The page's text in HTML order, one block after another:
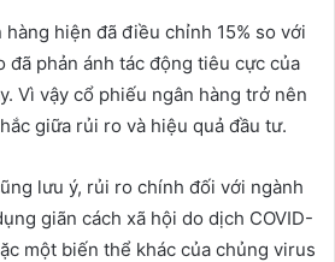
hiện đã điều chỉnh 15% so với
đã phản ánh tác động tiêu cực của
Vì vậy cổ phiếu ngân hàng trở nên
giữa rủi ro và hiệu quả đầu tư.
lưu ý, rủi ro chính đối với ngành
giãn cách xã hội do dịch COVID-
một biến thể khác của chủng virus